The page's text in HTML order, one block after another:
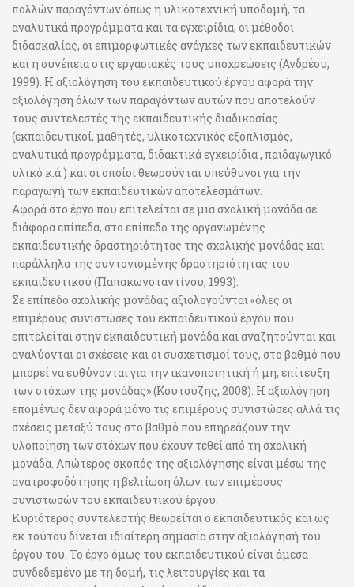
πολλών παραγόντων όπως η υλικοτεχνική υποδομή, τα
αναλυτικά προγράμματα και τα εγχειρίδια, οι μέθοδοι
διδασκαλίας, οι επιμορφωτικές ανάγκες των εκπαιδευτικών
και η συνέπεια στις εργασιακές τους υποχρεώσεις (Ανδρέου,
1999). Η αξιολόγηση του εκπαιδευτικού έργου αφορά την
αξιολόγηση όλων των παραγόντων αυτών που αποτελούν
τους συντελεστές της εκπαιδευτικής διαδικασίας
(εκπαιδευτικοί, μαθητές, υλικοτεχνικός εξοπλισμός,
αναλυτικά προγράμματα, διδακτικά εγχειρίδια , παιδαγωγικό
υλικό κ.ά.) και οι οποίοι θεωρούνται υπεύθυνοι για την
παραγωγή των εκπαιδευτικών αποτελεσμάτων.
Αφορά στο έργο που επιτελείται σε μια σχολική μονάδα σε
διάφορα επίπεδα, στο επίπεδο της οργανωμένης
εκπαιδευτικής δραστηριότητας της σχολικής μονάδας και
παράλληλα της συντονισμένης δραστηριότητας του
εκπαιδευτικού (Παπακωνσταντίνου, 1993).
Σε επίπεδο σχολικής μονάδας αξιολογούνται «όλες οι
επιμέρους συνιστώσες του εκπαιδευτικού έργου που
επιτελείται στην εκπαιδευτική μονάδα και αναζητούνται και
αναλύονται οι σχέσεις και οι συσχετισμοί τους, στο βαθμό που
μπορεί να ευθύνονται για την ικανοποιητική ή μη, επίτευξη
των στόχων της μονάδας» (Κουτούζης, 2008). Η αξιολόγηση
επομένως δεν αφορά μόνο τις επιμέρους συνιστώσες αλλά τις
σχέσεις μεταξύ τους στο βαθμό που επηρεάζουν την
υλοποίηση των στόχων που έχουν τεθεί από τη σχολική
μονάδα. Απώτερος σκοπός της αξιολόγησης είναι μέσω της
ανατροφοδότησης η βελτίωση όλων των επιμέρους
συνιστωσών του εκπαιδευτικού έργου.
Κυριότερος συντελεστής θεωρείται ο εκπαιδευτικός και ως
εκ τούτου δίνεται ιδιαίτερη σημασία στην αξιολόγησή του
έργου του. Το έργο όμως του εκπαιδευτικού είναι άμεσα
συνδεδεμένο με τη δομή, τις λειτουργίες και τα